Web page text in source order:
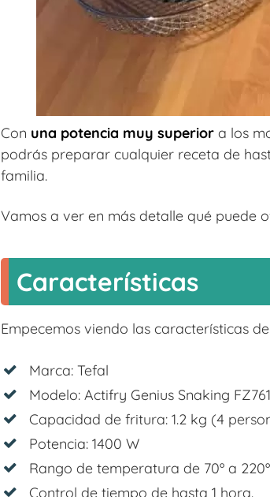
Con una potencia muy superior a los
podrás preparar cualquier receta de
familia.
Vamos a ver en más detalle qué puede
Características
Empecemos viendo las características de
Marca: Tefal
Modelo: Actifry Genius Snaking
Capacidad de fritura: 1.2 kg (4
Potencia: 1400 W
Rango de temperatura de 70º a
Control de tiempo de hasta 1 hora.